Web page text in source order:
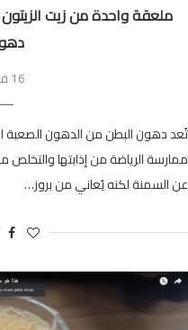
ملعقة واحدة من زيت
16 فبراير، 2019
تُعد دهون البطن من الدهون الصعبة
ممارسة الرياضة من إذابتها
عن السمنة لكنه يُعاني من بروز…